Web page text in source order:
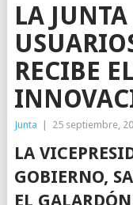
LA
RECIBE
Junta 25 septiembre,
LA
GOBIERNO,
EL